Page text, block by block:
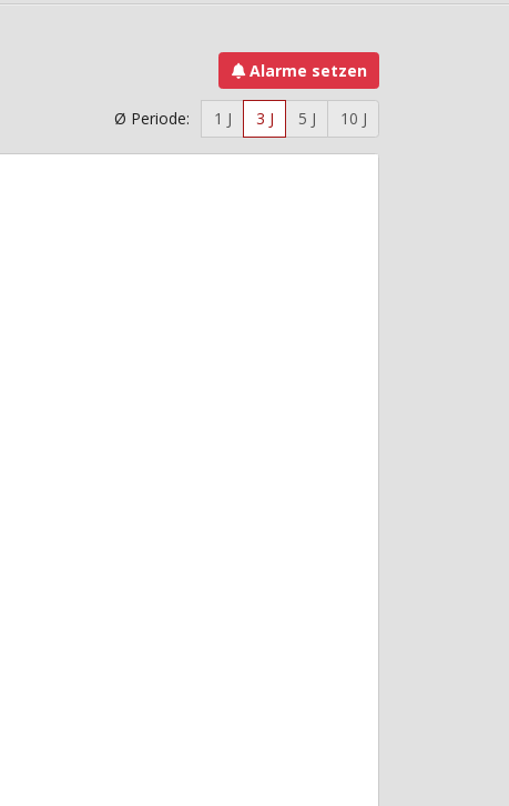
Alarme setzen
Ø Periode: 1 J 3 J 5 J 10 J